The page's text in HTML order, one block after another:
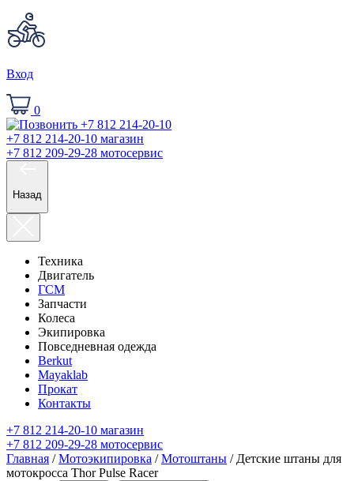
Вход
0
+7 812 214-20-10 магазин
+7 812 209-29-28 мотосервис
Назад
Техника
Двигатель
ГСМ
Запчасти
Колеса
Экипировка
Повседневная одежда
Berkut
Mayaklab
Прокат
Контакты
+7 812 214-20-10 магазин
+7 812 209-29-28 мотосервис
Главная /Мотоэкипировка /Мотоштаны / Детские штаны для
мотокросса Thor Pulse Racer